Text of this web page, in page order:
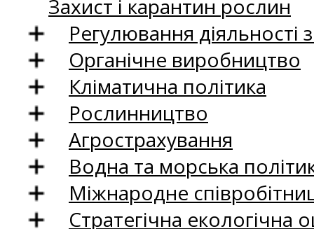
Захист і карантин рослин
Регулювання
Органічне виробництво
Кліматична політика
Рослинництво
Агрострахування
Водна та морська
Міжнародне
Стратегічна екологічна